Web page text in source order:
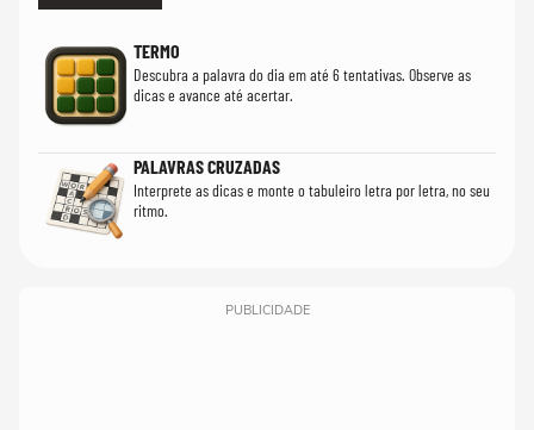
TERMO
Descubra a palavra do dia em até 6 tentativas. Observe as
dicas e avance até acertar.
PALAVRAS CRUZADAS
Interprete as dicas e monte o tabuleiro letra por letra, no seu
ritmo.
PUBLICIDADE